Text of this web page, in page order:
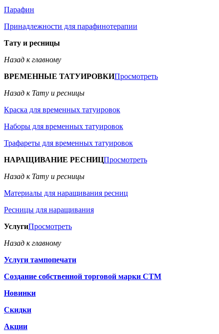
Парафин
Принадлежности для парафинотерапии
Тату и ресницы
Назад к главному
ВРЕМЕННЫЕ ТАТУИРОВКИПросмотреть
Назад к Тату и ресницы
Краска для временных татуировок
Наборы для временных татуировок
Трафареты для временных татуировок
НАРАЩИВАНИЕ РЕСНИЦПросмотреть
Назад к Тату и ресницы
Материалы для наращивания ресниц
Ресницы для наращивания
УслугиПросмотреть
Назад к главному
Услуги тампопечати
Создание собственной торговой марки СТМ
Новинки
Скидки
Акции